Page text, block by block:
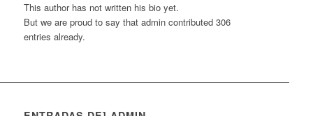
This author has not written his bio yet.
But we are proud to say that admincontributed 306
entries already.